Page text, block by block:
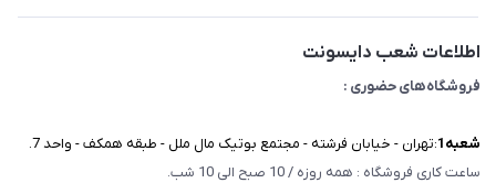
تماس با ما
اطلاعات شعب دایسونت
فروشگاه‌های حضوری :
شعبه‌1 :تهران - خیابان فرشته - مجتمع بوتیک مال ملل - طبقه همکف - واحد 7.
ساعت کاری فروشگاه : همه روزه / 10 صبح الی 10 شب.